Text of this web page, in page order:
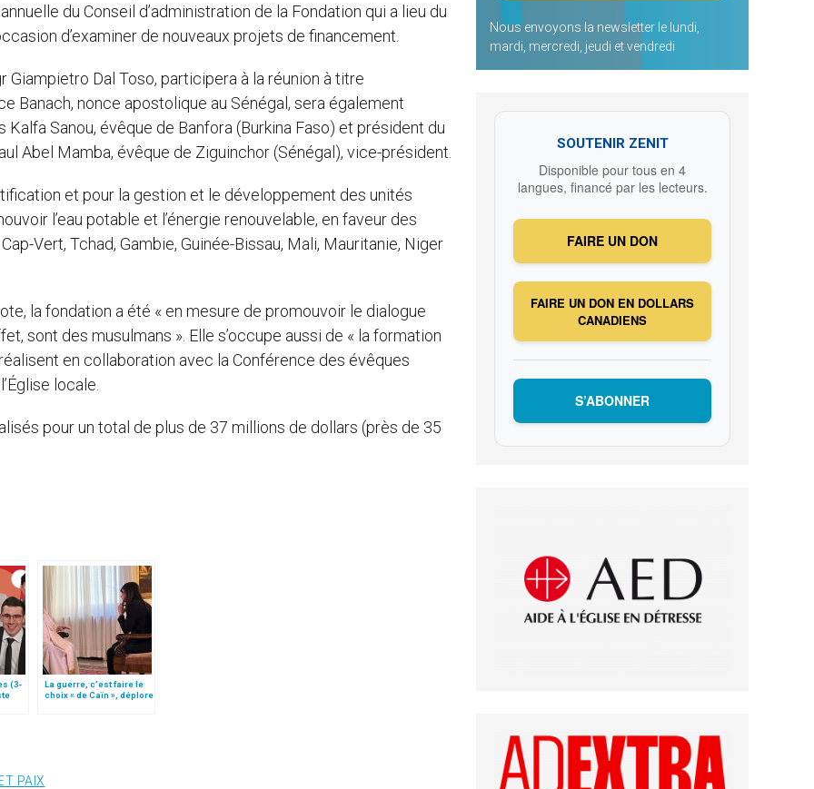
du Conseil d’administration de la Fondation qui a lieu du
d’examiner de nouveaux projets de financement.
Dal Toso, participera à la réunion à titre
Banach, nonce apostolique au Sénégal, sera également
Sanou, évêque de Banfora (Burkina Faso) et président du
Abel Mamba, évêque de Ziguinchor (Sénégal), vice-président.
et pour la gestion et le développement des unités
l’eau potable et l’énergie renouvelable, en faveur des
Vert, Tchad, Gambie, Guinée-Bissau, Mali, Mauritanie, Niger
la fondation a été « en mesure de promouvoir le dialogue
sont des musulmans ». Elle s’occupe aussi de « la formation
en collaboration avec la Conférence des évêques
locale.
pour un total de plus de 37 millions de dollars (près de 35
(3-
La guerre, c’est faire le
choix « de Caïn », déplore
PAIX
Nous envoyons la newsletter le lundi,
mardi, mercredi, jeudi et vendredi
SOUTENIR ZENIT
Disponible pour tous en 4
langues, financé par les lecteurs.
FAIRE UN DON
FAIRE UN DON EN DOLLARS
CANADIENS
S’ABONNER